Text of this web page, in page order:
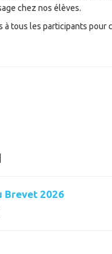
chez nos élèves.
à tous les participants pour
Brevet 2026